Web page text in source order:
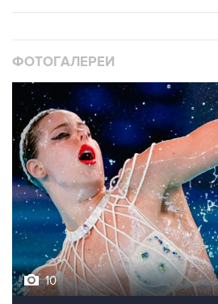
ФОТОГАЛЕРЕИ
10